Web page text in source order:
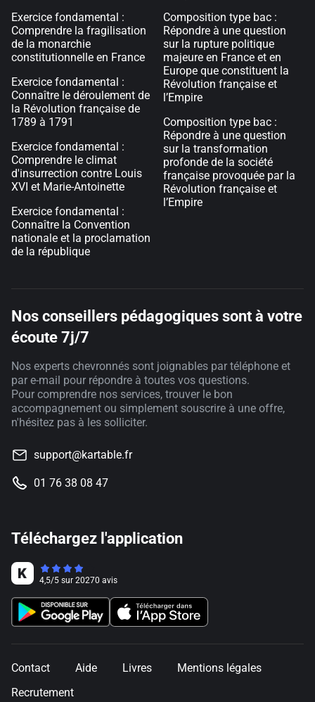
Exercice fondamental :
Comprendre la fragilisation
de la monarchie
constitutionnelle en France
Exercice fondamental :
Connaître le déroulement de
la Révolution française de
1789 à 1791
Exercice fondamental :
Comprendre le climat
d'insurrection contre Louis
XVI et Marie-Antoinette
Exercice fondamental :
Connaître la Convention
nationale et la proclamation
de la république
Composition type bac :
Répondre à une question
sur la rupture politique
majeure en France et en
Europe que constituent la
Révolution française et
l’Empire
Composition type bac :
Répondre à une question
sur la transformation
profonde de la société
française provoquée par la
Révolution française et
l’Empire
Nos conseillers pédagogiques sont à votre
écoute 7j/7
Nos experts chevronnés sont joignables par téléphone et
par e-mail pour répondre à toutes vos questions.
Pour comprendre nos services, trouver le bon
accompagnement ou simplement souscrire à une offre,
n'hésitez pas à les solliciter.
support@kartable.fr
01 76 38 08 47
Téléchargez l'application
4,5/5 sur 20270 avis
Contact Aide Livres
Mentions légales
Recrutement